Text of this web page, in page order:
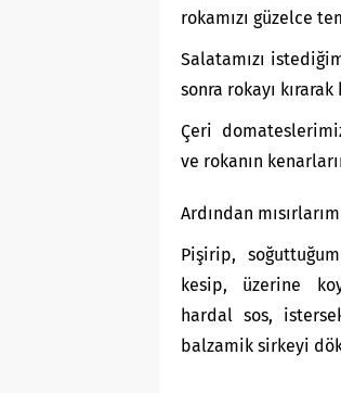
rokamızı güzelce
Salatamızı
sonra rokayı kırarak
Çeri
ve rokanın
Ardından
Pişirip,
kesip, üzerine
hardal sos,
balzamik sirkeyi